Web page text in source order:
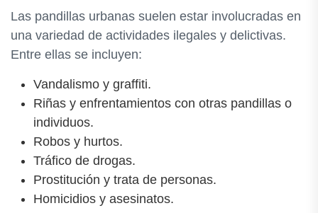
Las pandillas urbanas suelen estar involucradas en
una variedad de actividades ilegales y delictivas.
Entre ellas se incluyen:
Vandalismo y graffiti.
Riñas y enfrentamientos con otras pandillas o
individuos.
Robos y hurtos.
Tráfico de drogas.
Prostitución y trata de personas.
Homicidios y asesinatos.